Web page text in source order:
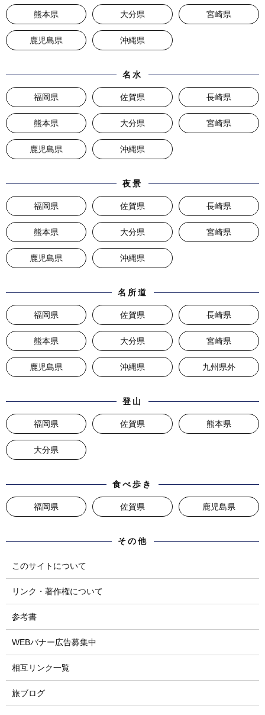
熊本県 大分県 宮崎県
鹿児島県 沖縄県
名水
福岡県 佐賀県 長崎県
熊本県 大分県 宮崎県
鹿児島県 沖縄県
夜景
福岡県 佐賀県 長崎県
熊本県 大分県 宮崎県
鹿児島県 沖縄県
名所道
福岡県 佐賀県 長崎県
熊本県 大分県 宮崎県
鹿児島県 沖縄県 九州県外
登山
福岡県 佐賀県 熊本県
大分県
食べ歩き
福岡県 佐賀県 鹿児島県
その他
このサイトについて
リンク・著作権について
参考書
WEBバナー広告募集中
相互リンク一覧
旅ブログ